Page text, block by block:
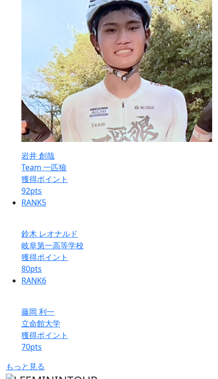
岩井 創哉
Team 一匹狼
獲得ポイント
92pts
RANK5
鈴木 レオナルド
岐阜第一高等学校
獲得ポイント
80pts
RANK6
藤岡 利一
立命館大学
獲得ポイント
70pts
もっと見る